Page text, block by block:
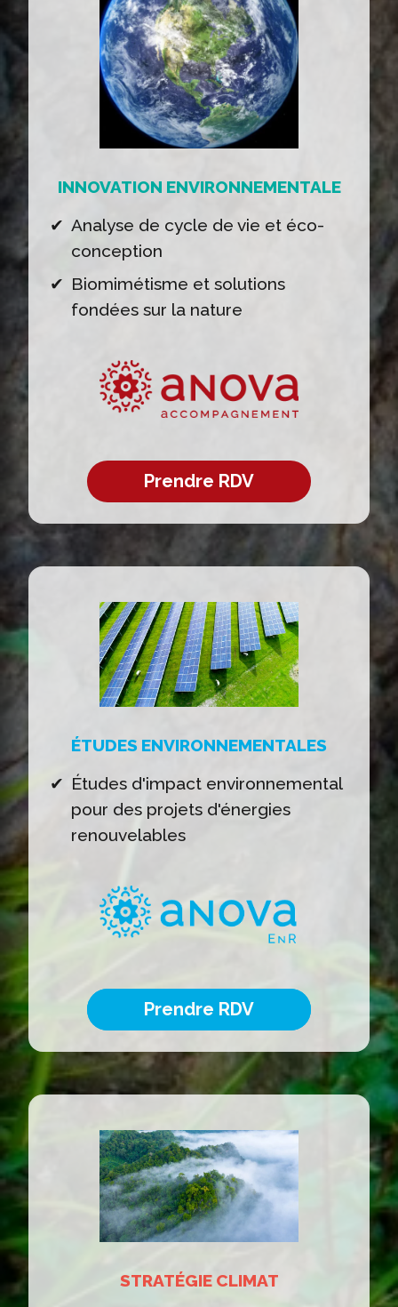
STRATÉGIE CLIMAT
INNOVATION ENVIRONNEMENTALE
Analyse de cycle de vie et éco-
conception
Biomimétisme et solutions
fondées sur la nature
Prendre RDV
ÉTUDES ENVIRONNEMENTALES
Études d'impact environnemental
pour des projets d'énergies
renouvelables
Prendre RDV